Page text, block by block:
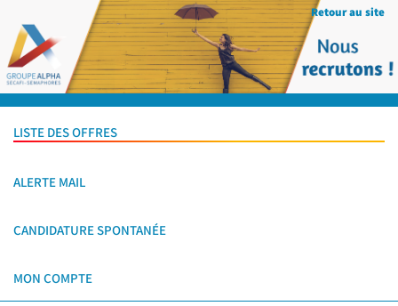
Retour au site
LISTE DES OFFRES
ALERTE MAIL
CANDIDATURE SPONTANÉE
MON COMPTE